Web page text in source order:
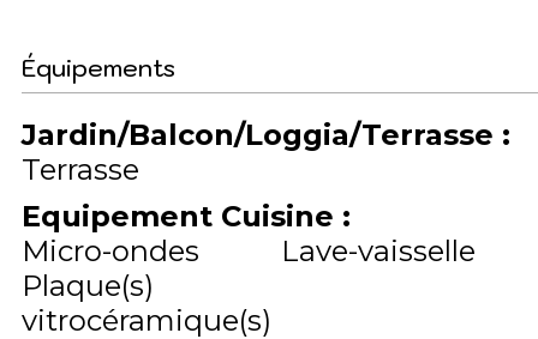
Équipements
Jardin/Balcon/Loggia/Terrasse :
Terrasse
Equipement Cuisine :
Micro-ondes
Lave-vaisselle
Plaque(s)
vitrocéramique(s)